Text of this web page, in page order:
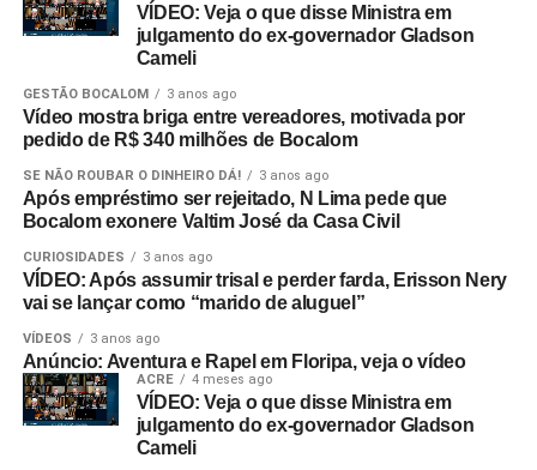
VÍDEO: Veja o que disse Ministra em
julgamento do ex-governador Gladson
Cameli
GESTÃO BOCALOM 3 anos ago
Vídeo mostra briga entre vereadores, motivada por
pedido de R$ 340 milhões de Bocalom
SE NÃO ROUBAR O DINHEIRO DÁ! 3 anos ago
Após empréstimo ser rejeitado, N Lima pede que
Bocalom exonere Valtim José da Casa Civil
CURIOSIDADES 3 anos ago
VÍDEO: Após assumir trisal e perder farda, Erisson Nery
vai se lançar como “marido de aluguel”
VÍDEOS 3 anos ago
Anúncio: Aventura e Rapel em Floripa, veja o vídeo
ACRE 4 meses ago
VÍDEO: Veja o que disse Ministra em
julgamento do ex-governador Gladson
Cameli